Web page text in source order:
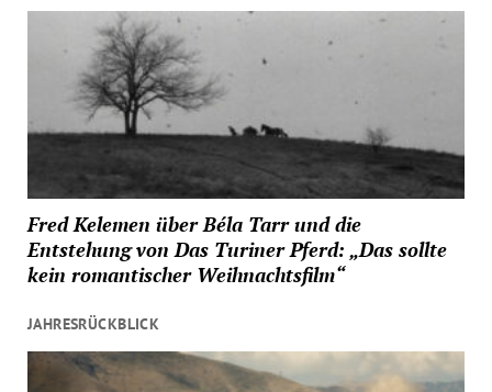
Fred Kelemen über Béla Tarr und die
Entstehung von Das Turiner Pferd: „Das sollte
kein romantischer Weihnachtsfilm“
JAHRESRÜCKBLICK